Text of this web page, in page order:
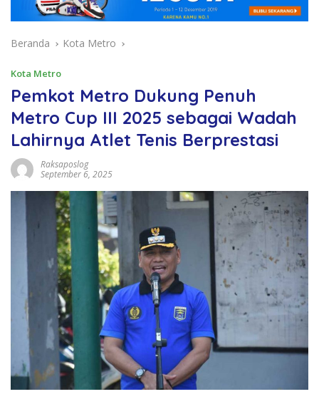
Beranda Kota Metro
Kota Metro
Pemkot Metro Dukung Penuh
Metro Cup III 2025 sebagai Wadah
Lahirnya Atlet Tenis Berprestasi
Raksaposlog
September 6, 2025